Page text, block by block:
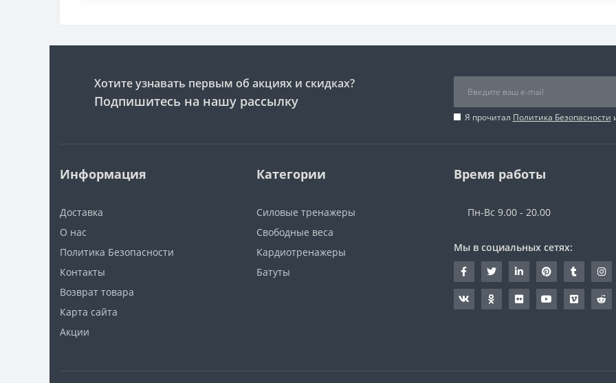
Хотите узнавать первым об акциях и скидках?
Подпишитесь на нашу рассылку
Я прочитал Политика Безопасности
Информация
Доставка
О нас
Политика Безопасности
Контакты
Возврат товара
Карта сайта
Акции
Категории
Силовые тренажеры
Свободные веса
Кардиотренажеры
Батуты
Время работы
Пн-Вс 9.00 - 20.00
Мы в социальных сетях: